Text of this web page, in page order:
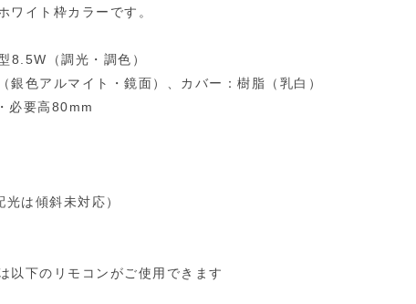
ワイト枠カラーです。
8.5W（調光・調色）
色アルマイト・鏡面）、カバー：樹脂（乳白）
必要高80mm
は傾斜未対応）
以下のリモコンがご使用できます